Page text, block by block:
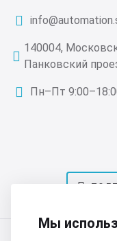
140004,
Панковский
Пн–Пт
Мы